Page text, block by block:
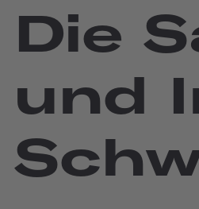
Die
und